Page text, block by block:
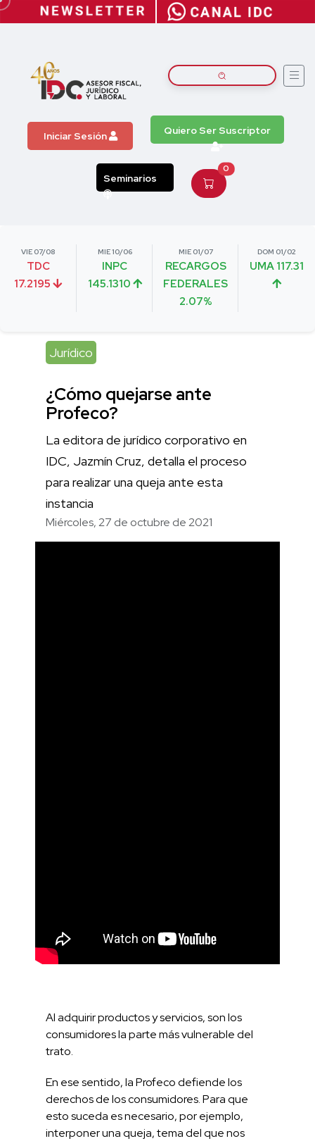
Iniciar Sesión Quiero Ser Suscriptor
Seminarios
0
VIE 07/08
TDC
17.2195
MIE 10/06
INPC
145.1310
MIE 01/07
RECARGOS
FEDERALES
2.07%
DOM 01/02
UMA 117.31
Jurídico
¿Cómo quejarse ante
Profeco?
La editora de jurídico corporativo en
IDC, Jazmín Cruz, detalla el proceso
para realizar una queja ante esta
instancia
Miércoles, 27 de octubre de 2021
Al adquirir productos y servicios, son los
consumidores la parte más vulnerable del
trato.
En ese sentido, la Profeco defiende los
derechos de los consumidores. Para que
esto suceda es necesario, por ejemplo,
interponer una queja, tema del que nos